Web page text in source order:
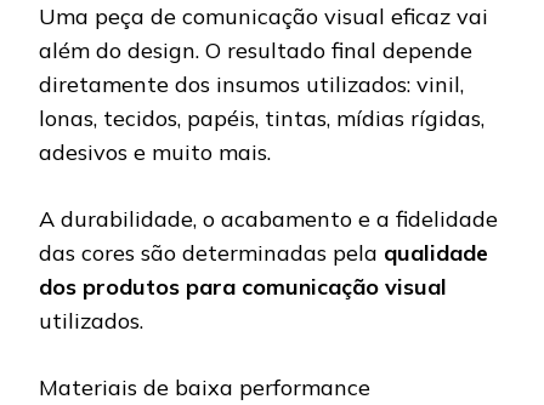
Uma peça de comunicação visual eficaz vai
além do design. O resultado final depende
diretamente dos insumos utilizados: vinil,
lonas, tecidos, papéis, tintas, mídias rígidas,
adesivos e muito mais.
A durabilidade, o acabamento e a fidelidade
das cores são determinadas pela qualidade
dos produtos para comunicação visual
utilizados.
Materiais de baixa performance